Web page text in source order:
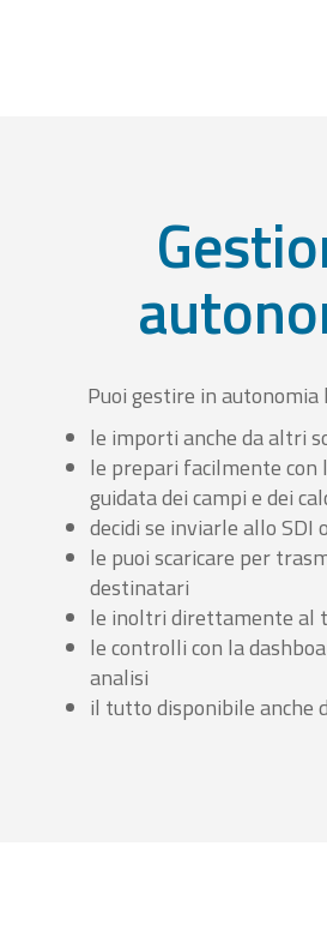
Puoi gestire in
le importi anche da altri
le prepari facilmente con
guidata dei campi e dei
decidi se inviarle allo SDI
le puoi scaricare per
destinatari
le inoltri direttamente al
le controlli con la
analisi
il tutto disponibile anche